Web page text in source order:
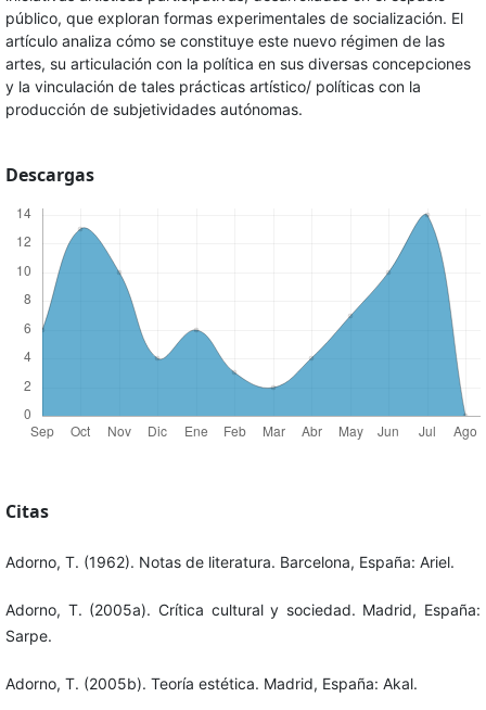
público, que exploran formas experimentales de socialización. El
artículo analiza cómo se constituye este nuevo régimen de las
artes, su articulación con la política en sus diversas concepciones
y la vinculación de tales prácticas artístico/ políticas con la
producción de subjetividades autónomas.
Descargas
Citas
Adorno, T. (1962). Notas de literatura. Barcelona, España: Ariel.
Adorno, T. (2005a). Crítica cultural y sociedad. Madrid, España:
Sarpe.
Adorno, T. (2005b). Teoría estética. Madrid, España: Akal.